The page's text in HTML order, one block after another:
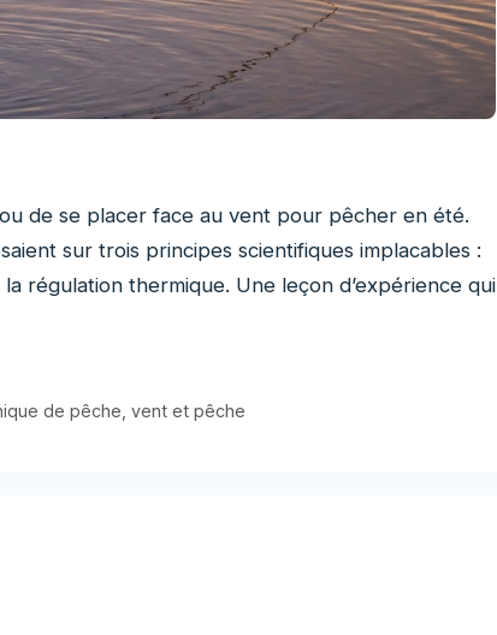
de se placer face au vent pour pêcher en été.
sur trois principes scientifiques implacables :
régulation thermique. Une leçon d’expérience qui
de pêche vent et pêche